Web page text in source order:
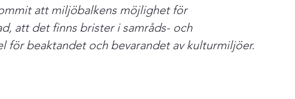
att miljöbalkens möjlighet för
att det finns brister i samråds- och
för beaktandet och bevarandet av kulturmiljöer.